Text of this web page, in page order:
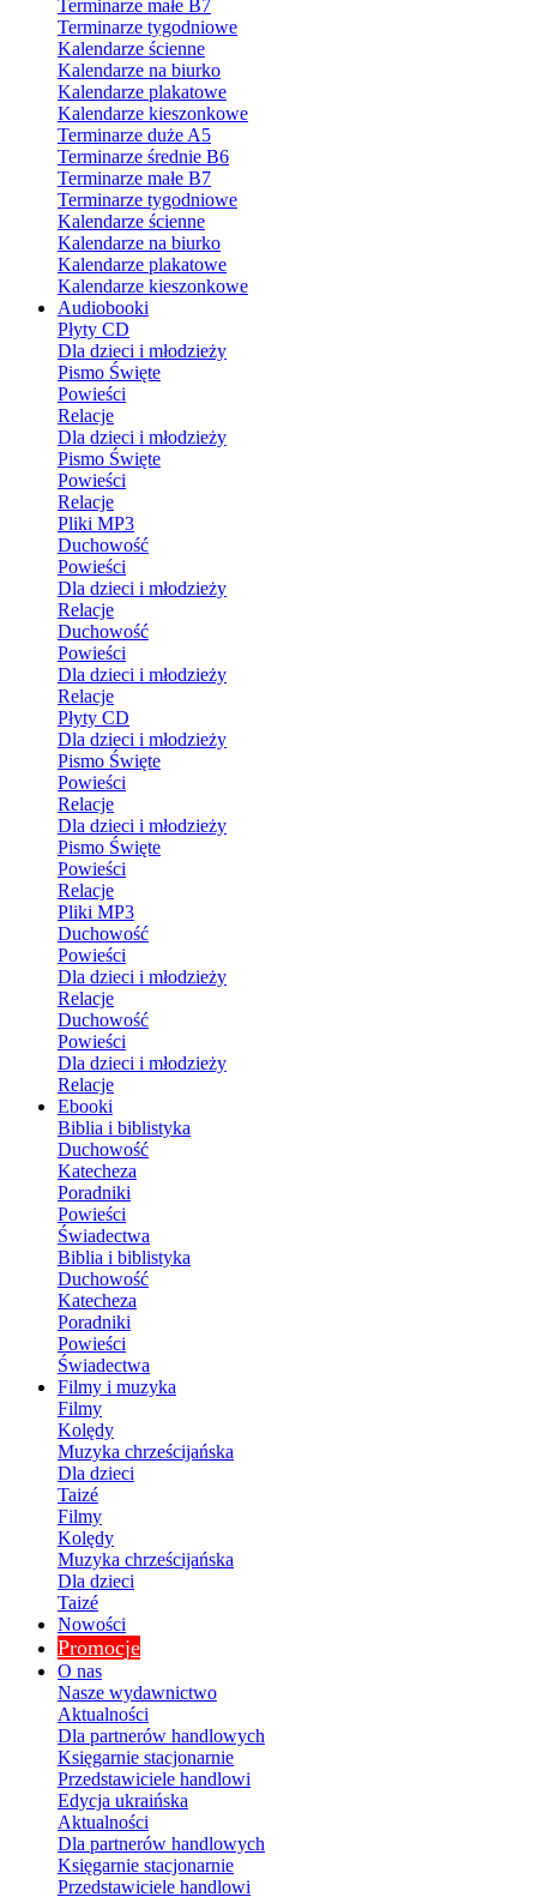
Terminarze małe B7
Terminarze tygodniowe
Kalendarze ścienne
Kalendarze na biurko
Kalendarze plakatowe
Kalendarze kieszonkowe
Terminarze duże A5
Terminarze średnie B6
Terminarze małe B7
Terminarze tygodniowe
Kalendarze ścienne
Kalendarze na biurko
Kalendarze plakatowe
Kalendarze kieszonkowe
Audiobooki
Płyty CD
Dla dzieci i młodzieży
Pismo Święte
Powieści
Relacje
Dla dzieci i młodzieży
Pismo Święte
Powieści
Relacje
Pliki MP3
Duchowość
Powieści
Dla dzieci i młodzieży
Relacje
Duchowość
Powieści
Dla dzieci i młodzieży
Relacje
Płyty CD
Dla dzieci i młodzieży
Pismo Święte
Powieści
Relacje
Dla dzieci i młodzieży
Pismo Święte
Powieści
Relacje
Pliki MP3
Duchowość
Powieści
Dla dzieci i młodzieży
Relacje
Duchowość
Powieści
Dla dzieci i młodzieży
Relacje
Ebooki
Biblia i biblistyka
Duchowość
Katecheza
Poradniki
Powieści
Świadectwa
Biblia i biblistyka
Duchowość
Katecheza
Poradniki
Powieści
Świadectwa
Filmy i muzyka
Filmy
Kolędy
Muzyka chrześcijańska
Dla dzieci
Taizé
Filmy
Kolędy
Muzyka chrześcijańska
Dla dzieci
Taizé
Nowości
Promocje
O nas
Nasze wydawnictwo
Aktualności
Dla partnerów handlowych
Księgarnie stacjonarnie
Przedstawiciele handlowi
Edycja ukraińska
Aktualności
Dla partnerów handlowych
Księgarnie stacjonarnie
Przedstawiciele handlowi